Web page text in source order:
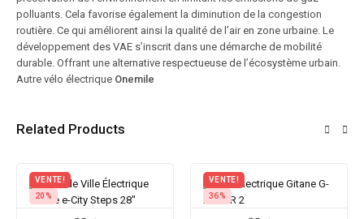
polluants. Cela favorise également la diminution de la congestion
routière. Ce qui améliorent ainsi la qualité de l’air en zone urbaine. Le
développement des VAE s’inscrit dans une démarche de mobilité
durable. Offrant une alternative respectueuse de l’écosystème urbain.
Autre vélo électrique Onemile
Related Products